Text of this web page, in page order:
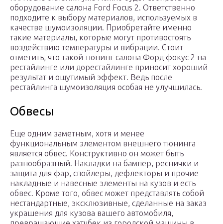
оборудование салона Ford Focus 2. Ответственно
подходите к выбору материалов, используемых в
качестве шумоизоляции. Приобретайте именно
такие материалы, которые могут противостоять
воздействию температуры и вибрации. Стоит
отметить, что такой тюнинг салона Форд фокус 2 на
рестайлинге или дорестайлинге приносит хороший
результат и ощутимый эффект. Ведь после
рестайлинга шумоизоляция особая не улучшилась.
Обвесы
Еще одним заметным, хотя и менее
функциональным элементом внешнего тюнинга
является обвес. Конструктивно он может быть
разнообразный. Накладки на бампер, реснички и
защита для фар, спойлеры, дефлекторы и прочие
накладные и навесные элементы на кузов и есть
обвес. Кроме того, обвес может представлять собой
нестандартные, эксклюзивные, сделанные на заказ
украшения для кузова вашего автомобиля,